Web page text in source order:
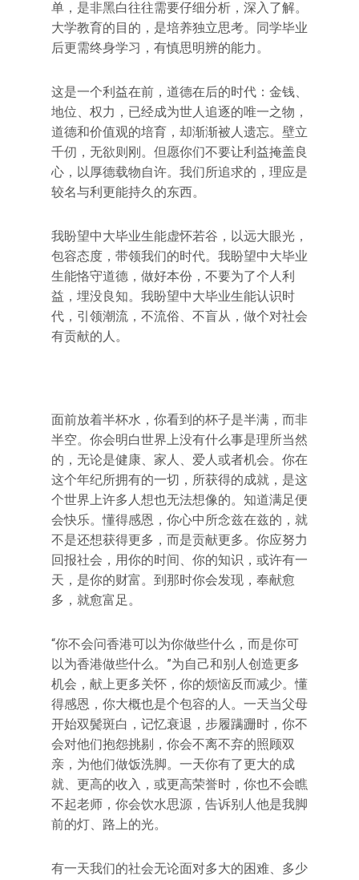
单，是非黑白往往需要仔细分析，深入了解。
大学教育的目的，是培养独立思考。同学毕业
后更需终身学习，有慎思明辨的能力。
这是一个利益在前，道德在后的时代：金钱、
地位、权力，已经成为世人追逐的唯一之物，
道德和价值观的培育，却渐渐被人遗忘。壁立
千仞，无欲则刚。但愿你们不要让利益掩盖良
心，以厚德载物自许。我们所追求的，理应是
较名与利更能持久的东西。
我盼望中大毕业生能虚怀若谷，以远大眼光，
包容态度，带领我们的时代。我盼望中大毕业
生能恪守道德，做好本份，不要为了个人利
益，埋没良知。我盼望中大毕业生能认识时
代，引领潮流，不流俗、不盲从，做个对社会
有贡献的人。
面前放着半杯水，你看到的杯子是半满，而非
半空。你会明白世界上没有什么事是理所当然
的，无论是健康、家人、爱人或者机会。你在
这个年纪所拥有的一切，所获得的成就，是这
个世界上许多人想也无法想像的。知道满足便
会快乐。懂得感恩，你心中所念兹在兹的，就
不是还想获得更多，而是贡献更多。你应努力
回报社会，用你的时间、你的知识，或许有一
天，是你的财富。到那时你会发现，奉献愈
多，就愈富足。
“你不会问香港可以为你做些什么，而是你可
以为香港做些什么。”为自己和别人创造更多
机会，献上更多关怀，你的烦恼反而减少。懂
得感恩，你大概也是个包容的人。一天当父母
开始双鬓斑白，记忆衰退，步履蹒跚时，你不
会对他们抱怨挑剔，你会不离不弃的照顾双
亲，为他们做饭洗脚。一天你有了更大的成
就、更高的收入，或更高荣誉时，你也不会瞧
不起老师，你会饮水思源，告诉别人他是我脚
前的灯、路上的光。
有一天我们的社会无论面对多大的困难、多少